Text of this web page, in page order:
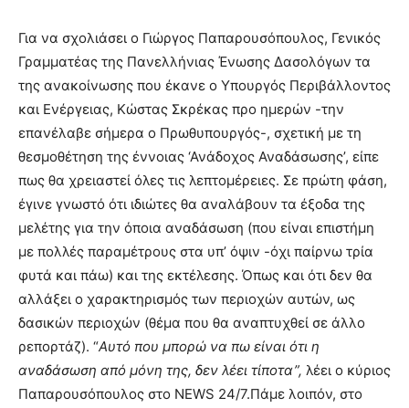
Για να σχολιάσει ο Γιώργος Παπαρουσόπουλος, Γενικός
Γραμματέας της Πανελλήνιας Ένωσης Δασολόγων τα
της ανακοίνωσης που έκανε ο Υπουργός Περιβάλλοντος
και Ενέργειας, Κώστας Σκρέκας προ ημερών -την
επανέλαβε σήμερα ο Πρωθυπουργός-, σχετική με τη
θεσμοθέτηση της έννοιας ‘Ανάδοχος Αναδάσωσης’, είπε
πως θα χρειαστεί όλες τις λεπτομέρειες. Σε πρώτη φάση,
έγινε γνωστό ότι ιδιώτες θα αναλάβουν τα έξοδα της
μελέτης για την όποια αναδάσωση (που είναι επιστήμη
με πολλές παραμέτρους στα υπ’ όψιν -όχι παίρνω τρία
φυτά και πάω) και της εκτέλεσης. Όπως και ότι δεν θα
αλλάξει ο χαρακτηρισμός των περιοχών αυτών, ως
δασικών περιοχών (θέμα που θα αναπτυχθεί σε άλλο
ρεπορτάζ). “Αυτό που μπορώ να πω είναι ότι η
αναδάσωση από μόνη της, δεν λέει τίποτα”, λέει ο κύριος
Παπαρουσόπουλος στο NEWS 24/7.Πάμε λοιπόν, στο